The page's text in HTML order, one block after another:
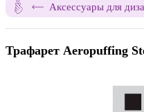
Аксессуары для
Трафарет Aeropuffing